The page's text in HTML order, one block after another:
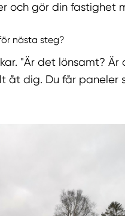
och gör din fastighet
nästa steg?
"Är det lönsamt? Är
åt dig. Du får paneler